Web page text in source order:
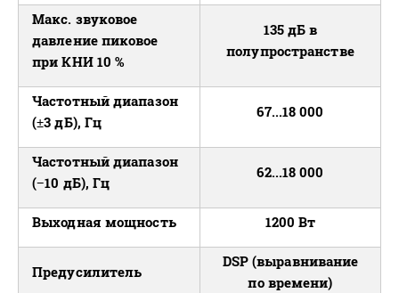
Макс. звуковое
давление пиковое
при КНИ 10 %
135 дБ в
полупространстве
Частотный диапазон
(±3 дБ), Гц
67...18 000
Частотный диапазон
(−10 дБ), Гц
62...18 000
Выходная мощность 1200 Вт
Предусилитель
DSP (выравнивание
по времени)